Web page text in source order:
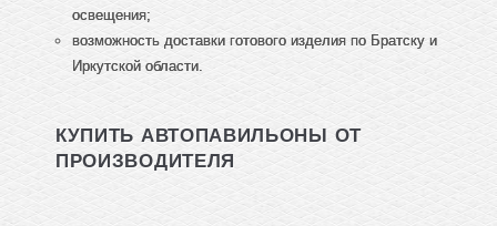
освещения;
возможность доставки готового изделия по Братску и
Иркутской области.
КУПИТЬ АВТОПАВИЛЬОНЫ ОТ
ПРОИЗВОДИТЕЛЯ